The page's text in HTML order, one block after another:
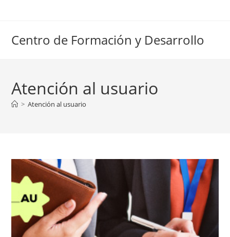
Centro de Formación y Desarrollo
Atención al usuario
> Atención al usuario